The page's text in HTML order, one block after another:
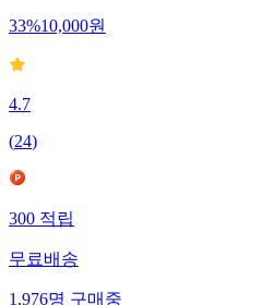
33%10,000원
4.7
(24)
300적립
무료배송